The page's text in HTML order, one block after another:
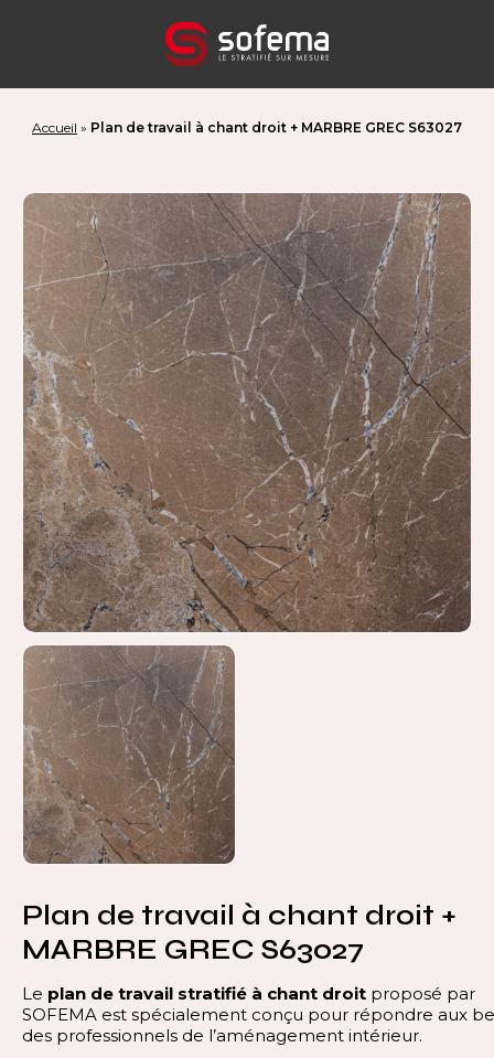
Accueil » Plan de travail à chant droit + MARBRE GREC S63027
Plan de travail à chant droit +
MARBRE GREC S63027
Le plan de travail stratifié à chant droit proposé par
SOFEMA est spécialement conçu pour répondre aux
des professionnels de l’aménagement intérieur.